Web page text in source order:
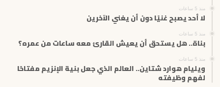
ن
منذ 5 ساعات
لا أحد يصبح غنيًا دون أن يغني الآخرين
منذ 5 ساعات
بناة.. هل يستحق أن يعيش القارئ معه ساعات من عمره؟
منذ 5 ساعات
ويليام هوارد شتاين.. العالم الذي جعل بنية الإنزيم مفتاحًا
لفهم وظيفته